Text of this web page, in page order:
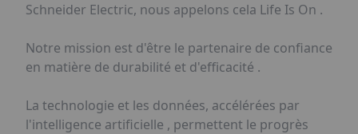
Schneider Electric, nous appelons cela Life Is On .
Notre mission est d'être le partenaire de confiance
en matière de durabilité et d'efficacité .
La technologie et les données, accélérées par
l'intelligence artificielle , permettent le progrès